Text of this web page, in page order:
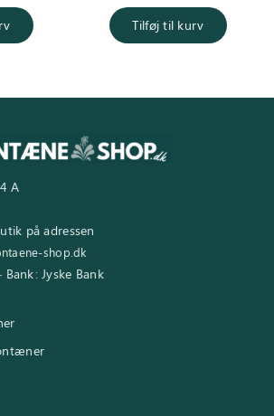
Tilføj til kurv
A
på adressen
shop.dk
Jyske Bank